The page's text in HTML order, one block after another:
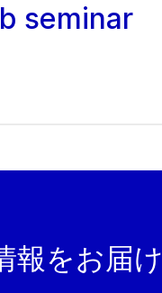
seminar
報をお届け